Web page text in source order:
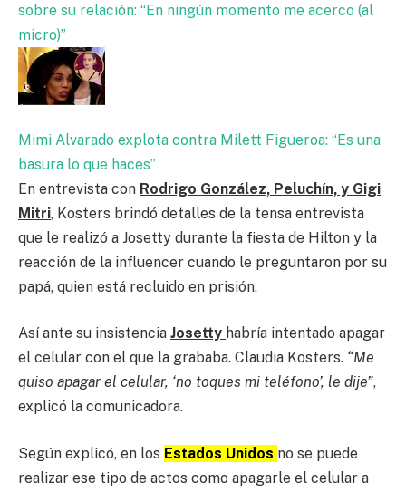
sobre su relación: “En ningún momento me acerco (al
micro)”
Mimi Alvarado explota contra Milett Figueroa: “Es una
basura lo que haces”
En entrevista con Rodrigo González, Peluchín, y Gigi
Mitri, Kosters brindó detalles de la tensa entrevista
que le realizó a Josetty durante la fiesta de Hilton y la
reacción de la influencer cuando le preguntaron por su
papá, quien está recluido en prisión.
Así ante su insistencia Josetty habría intentado apagar
el celular con el que la grababa. Claudia Kosters. “Me
quiso apagar el celular, ‘no toques mi teléfono’, le dije”,
explicó la comunicadora.
Según explicó, en los Estados Unidos no se puede
realizar ese tipo de actos como apagarle el celular a